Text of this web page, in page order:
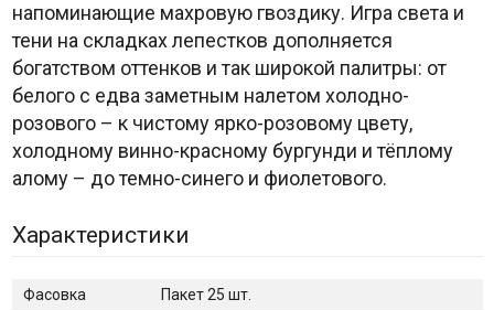
напоминающие махровую гвоздику. Игра света и
тени на складках лепестков дополняется
богатством оттенков и так широкой палитры: от
белого с едва заметным налетом холодно-
розового – к чистому ярко-розовому цвету,
холодному винно-красному бургунди и тёплому
алому – до темно-синего и фиолетового.
Характеристики
Фасовка
Пакет 25 шт.